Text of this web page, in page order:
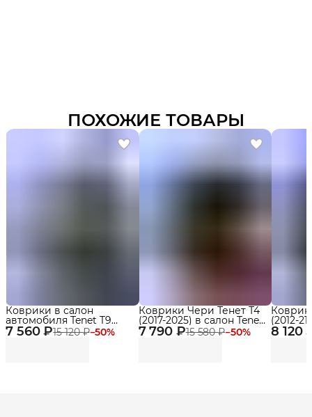
ПОХОЖИЕ ТОВАРЫ
7 560 ₽15 120 ₽−50%
Коврики в салон
автомобиля Tenet T9
(2024-2025) Premium с
бортиками Эва, Eva
7 790 ₽15 580 ₽−50%
Коврики Чери Тенет Т4
(2017-2025) в салон Tenet
T4 (2025 - по н.в.) с
бортиками, эва, eva
8 120
(2012-